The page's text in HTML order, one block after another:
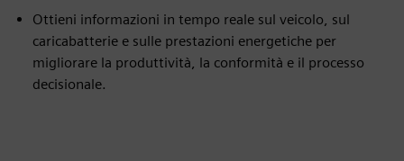
Ottieni informazioni in tempo reale sul veicolo, sul
caricabatterie e sulle prestazioni energetiche per
migliorare la produttività, la conformità e il processo
decisionale.